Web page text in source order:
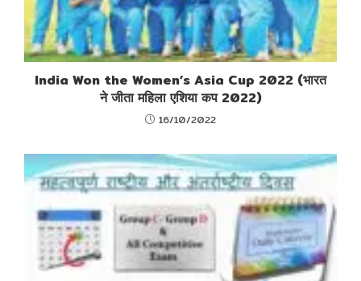
India Won the Women’s Asia Cup 2022 (भारत
ने जीता महिला एशिया कप 2022)
16/10/2022